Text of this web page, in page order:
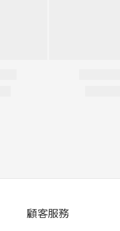
顧客服務